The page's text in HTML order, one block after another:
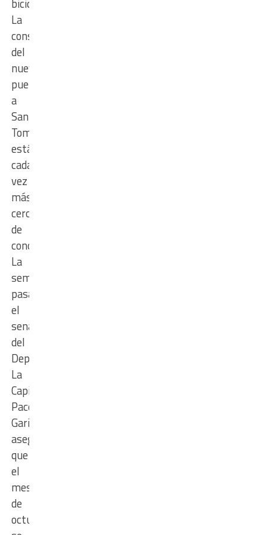
bicicleta.
La
construcción
del
nuevo
puente
a
Santo
Tomé
está
cada
vez
más
cerca
de
concretarse.
La
semana
pasada,
el
senador
del
Departamento
La
Capital,
Paco
Garibaldi,
aseguró
que “durante
el
mes
de
octubre